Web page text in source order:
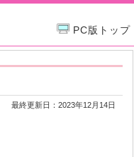
PC版トップ
最終更新日：2023年12月14日